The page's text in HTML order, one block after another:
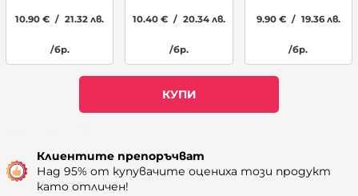
10.90 € / 21.32 лв.
/бр.
10.40 € / 20.34 лв.
/бр.
9.90 € / 19.36 лв.
/бр.
КУПИ
Клиентите препоръчват
Над 95% от купувачите оцениха този продукт
като отличен!